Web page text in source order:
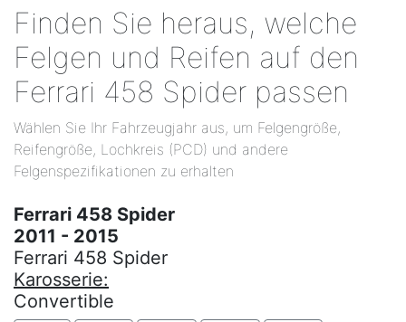
Finden Sie heraus, welche
Felgen und Reifen auf den
Ferrari 458 Spider passen
Wählen Sie Ihr Fahrzeugjahr aus, um Felgengröße,
Reifengröße, Lochkreis (PCD) und andere
Felgenspezifikationen zu erhalten
Ferrari 458 Spider
2011 - 2015
Ferrari 458 Spider
Karosserie:
Convertible